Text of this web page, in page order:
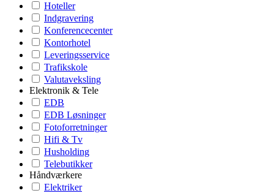
Hoteller
Indgravering
Konferencecenter
Kontorhotel
Leveringsservice
Trafikskole
Valutaveksling
Elektronik & Tele
EDB
EDB Løsninger
Fotoforretninger
Hifi & Tv
Husholding
Telebutikker
Håndværkere
Elektriker